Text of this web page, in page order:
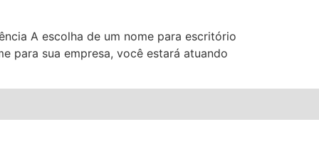
A escolha de um nome para escritório
para sua empresa, você estará atuando